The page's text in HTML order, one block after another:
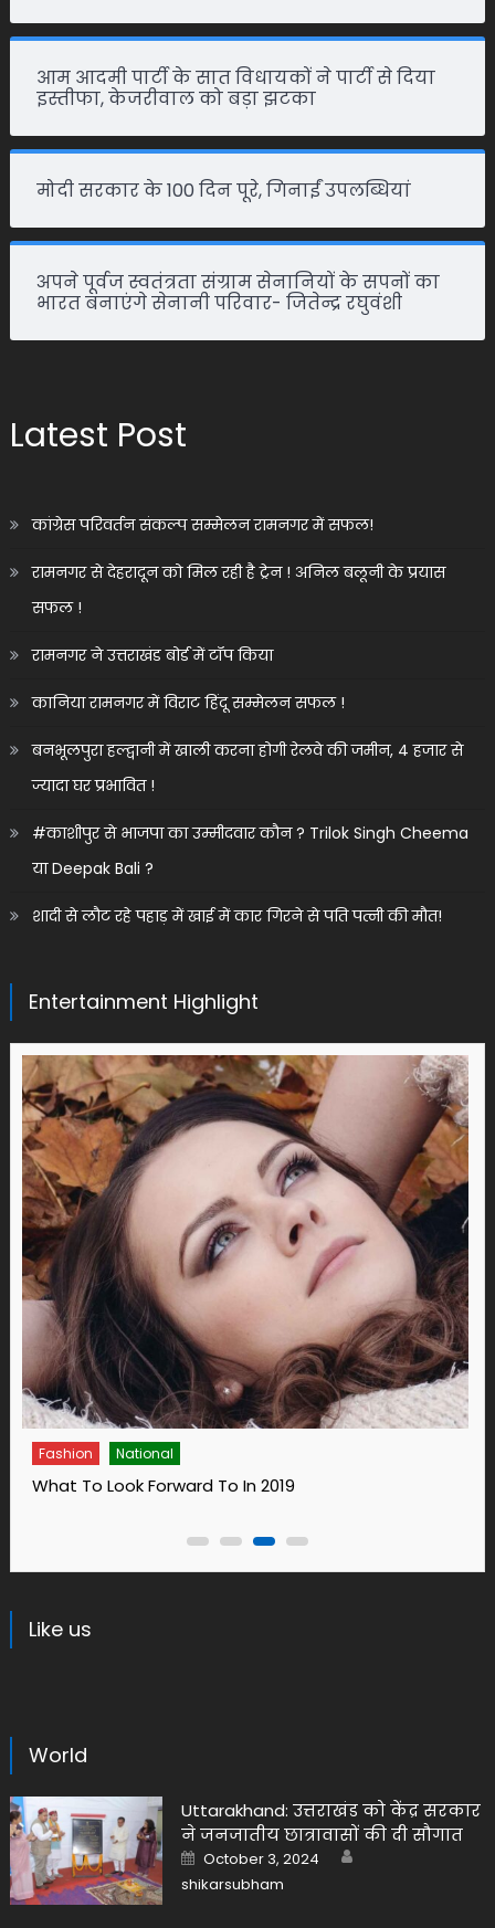
आम आदमी पार्टी के सात विधायकों ने पार्टी से दिया
इस्तीफा, केजरीवाल को बड़ा झटका
मोदी सरकार के 100 दिन पूरे, गिनाईं उपलब्धियां
अपने पूर्वज स्वतंत्रता संग्राम सेनानियों के सपनों का
भारत बनाएंगे सेनानी परिवार- जितेन्द्र रघुवंशी
Latest Post
कांग्रेस परिवर्तन संकल्प सम्मेलन रामनगर में सफल!
रामनगर से देहरादून को मिल रही है ट्रेन ! अनिल बलूनी के प्रयास
सफल !
रामनगर ने उत्तराखंड बोर्ड में टॉप किया
कानिया रामनगर में विराट हिंदू सम्मेलन सफल !
बनभूलपुरा हल्द्वानी में खाली करना होगी रेलवे की जमीन, 4 हजार से
ज्यादा घर प्रभावित !
#काशीपुर से भाजपा का उम्मीदवार कौन ? Trilok Singh Cheema
या Deepak Bali ?
शादी से लौट रहे पहाड़ में खाई में कार गिरने से पति पत्नी की मौत!
Entertainment Highlight
Fashion
14 Ways To Bring Wellness Into Your Life In 2019
Like us
World
Uttarakhand: उत्तराखंड को केंद्र सरकार
ने जनजातीय छात्रावासों की दी सौगात
Posted
on
October 3, 2024
shikarsubham